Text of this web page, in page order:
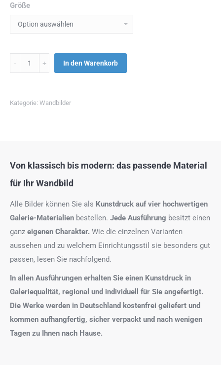
Größe
Menge In den Warenkorb
Kategorie: Wandbilder
Von klassisch bis modern: das passende Material
für Ihr Wandbild
Alle Bilder können Sie als Kunstdruck auf vier hochwertigen
Galerie-Materialien bestellen. Jede Ausführung besitzt einen
ganz eigenen Charakter. Wie die einzelnen Varianten
aussehen und zu welchem Einrichtungsstil sie besonders gut
passen, lesen Sie nachfolgend.
In allen Ausführungen erhalten Sie einen Kunstdruck in
Galeriequalität, regional und individuell für Sie angefertigt.
Die Werke werden in Deutschland kostenfrei geliefert und
kommen aufhangfertig, sicher verpackt und nach wenigen
Tagen zu Ihnen nach Hause.